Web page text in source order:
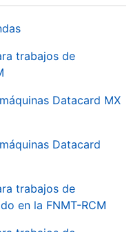
trabajos de
Datacard MX
Datacard
trabajos de
en la FNMT-RCM